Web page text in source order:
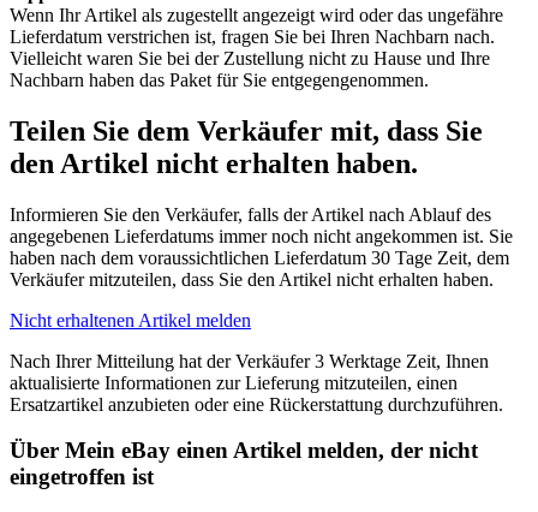
Wenn Ihr Artikel als zugestellt angezeigt wird oder das ungefähre
Lieferdatum verstrichen ist, fragen Sie bei Ihren Nachbarn nach.
Vielleicht waren Sie bei der Zustellung nicht zu Hause und Ihre
Nachbarn haben das Paket für Sie entgegengenommen.
Teilen Sie dem Verkäufer mit, dass Sie
den Artikel nicht erhalten haben.
Informieren Sie den Verkäufer, falls der Artikel nach Ablauf des
angegebenen Lieferdatums immer noch nicht angekommen ist. Sie
haben nach dem voraussichtlichen Lieferdatum 30 Tage Zeit, dem
Verkäufer mitzuteilen, dass Sie den Artikel nicht erhalten haben.
Nicht erhaltenen Artikel melden
Nach Ihrer Mitteilung hat der Verkäufer 3 Werktage Zeit, Ihnen
aktualisierte Informationen zur Lieferung mitzuteilen, einen
Ersatzartikel anzubieten oder eine Rückerstattung durchzuführen.
Über Mein eBay einen Artikel melden, der nicht
eingetroffen ist